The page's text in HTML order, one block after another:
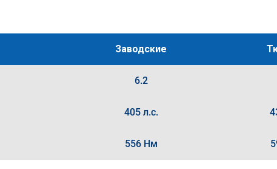
Заводские
6.2
405 л.с.
556 Нм